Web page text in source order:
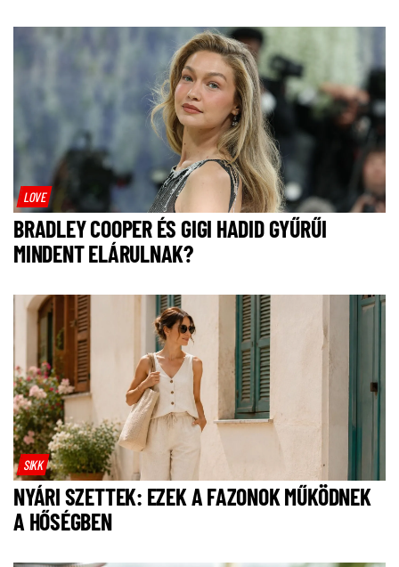
LOVE
BRADLEY COOPER ÉS GIGI HADID GYŰRŰI
MINDENT ELÁRULNAK?
SIKK
NYÁRI SZETTEK: EZEK A FAZONOK MŰKÖDNEK
A HŐSÉGBEN